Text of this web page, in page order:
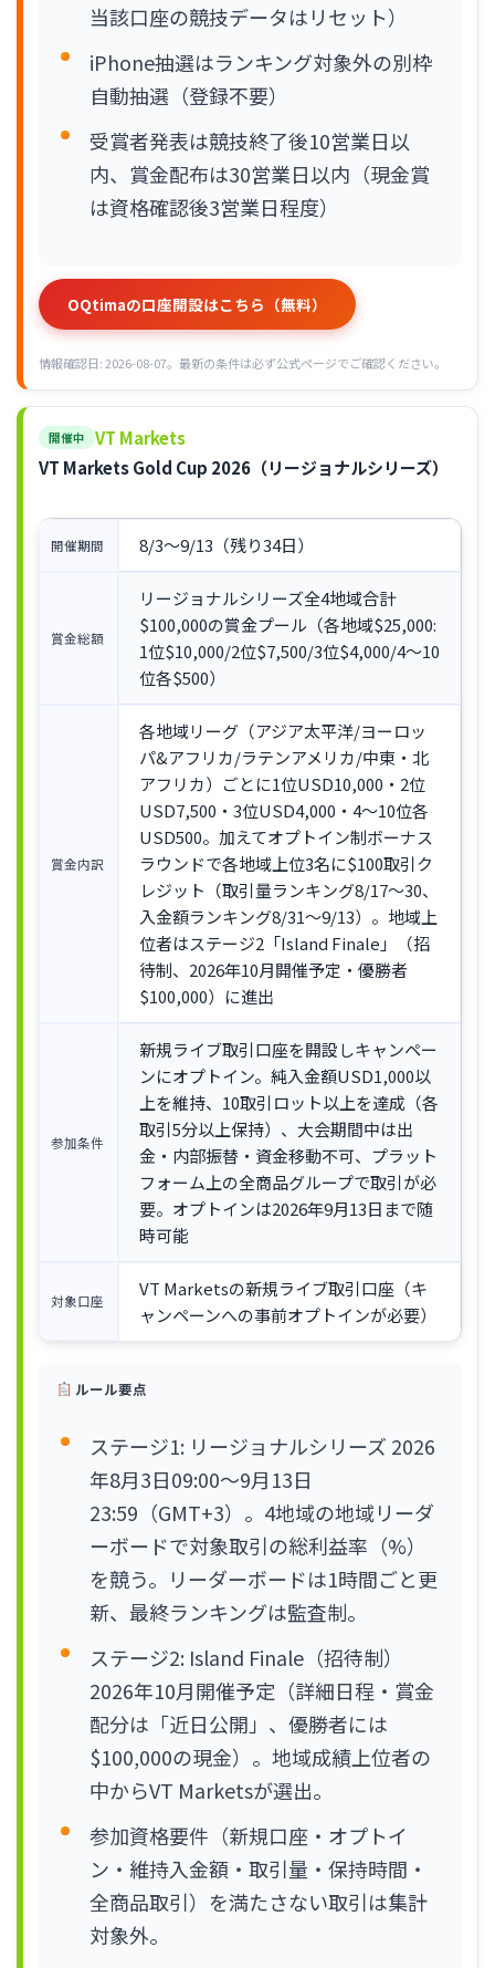
当該口座の競技データはリセット）
iPhone抽選はランキング対象外の別枠
自動抽選（登録不要）
受賞者発表は競技終了後10営業日以
内、賞金配布は30営業日以内（現金賞
は資格確認後3営業日程度）
OQtimaの口座開設はこちら（無料）
情報確認日: 2026-08-07。最新の条件は必ず公式ページでご確認ください。
開催中
VT Markets
VT Markets Gold Cup 2026（リージョナルシリーズ）
開催期間 8/3〜9/13（残り34日）
賞金総額
リージョナルシリーズ全4地域合計
$100,000の賞金プール（各地域$25,000:
1位$10,000/2位$7,500/3位$4,000/4〜10
位各$500）
賞金内訳
各地域リーグ（アジア太平洋/ヨーロッ
パ&アフリカ/ラテンアメリカ/中東・北
アフリカ）ごとに1位USD10,000・2位
USD7,500・3位USD4,000・4〜10位各
USD500。加えてオプトイン制ボーナス
ラウンドで各地域上位3名に$100取引ク
レジット（取引量ランキング8/17〜30、
入金額ランキング8/31〜9/13）。地域上
位者はステージ2「Island Finale」（招
待制、2026年10月開催予定・優勝者
$100,000）に進出
参加条件
新規ライブ取引口座を開設しキャンペー
ンにオプトイン。純入金額USD1,000以
上を維持、10取引ロット以上を達成（各
取引5分以上保持）、大会期間中は出
金・内部振替・資金移動不可、プラット
フォーム上の全商品グループで取引が必
要。オプトインは2026年9月13日まで随
時可能
対象口座
VT Marketsの新規ライブ取引口座（キ
ャンペーンへの事前オプトインが必要）
ルール要点
ステージ1: リージョナルシリーズ 2026
年8月3日09:00〜9月13日
23:59（GMT+3）。4地域の地域リーダ
ーボードで対象取引の総利益率（%）
を競う。リーダーボードは1時間ごと更
新、最終ランキングは監査制。
ステージ2: Island Finale（招待制）
2026年10月開催予定（詳細日程・賞金
配分は「近日公開」、優勝者には
$100,000の現金）。地域成績上位者の
中からVT Marketsが選出。
参加資格要件（新規口座・オプトイ
ン・維持入金額・取引量・保持時間・
全商品取引）を満たさない取引は集計
対象外。